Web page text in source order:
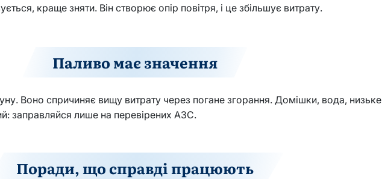
краще зняти. Він створює опір повітря, і це збільшує витрату.
Паливо має значення
Воно спричиняє вищу витрату через погане згорання. Домішки, вода,
заправляйся лише на перевірених АЗС.
Поради, що справді працюють